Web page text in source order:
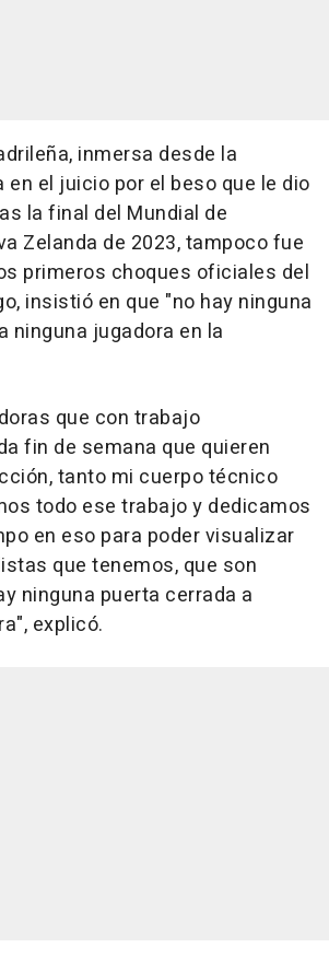
inmersa desde la
en el juicio por el beso que le dio
la final del Mundial de
Zelanda de 2023, tampoco fue
primeros choques oficiales del
insistió en que "no hay ninguna
ninguna jugadora en la
que con trabajo
fin de semana que quieren
tanto mi cuerpo técnico
todo ese trabajo y dedicamos
en eso para poder visualizar
que tenemos, que son
ninguna puerta cerrada a
explicó.